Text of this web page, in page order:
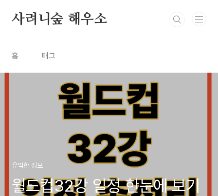
사려니숲 해우소
홈 태그
유익한 정보
월드컵32강 일정 한눈에 보기